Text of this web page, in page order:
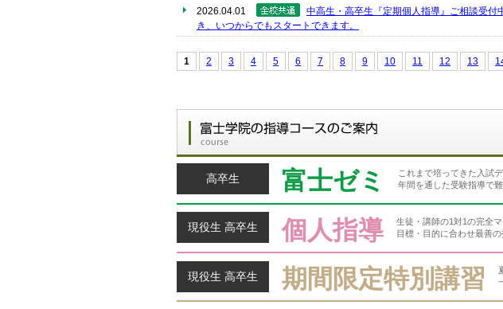
2026.04.01
中高生・高卒生『定期個人指導』ご相談受
き、いつからでもスタートできます。
1 2 3 4 5 6 7 8 9 10 11 12 13
高卒生 富士ゼミ
これまで培ってきた入試
年間を通した受験指導で
現役生 高卒生 個人指導
生徒・講師の1対1の完全
目標・目的に合わせ最善
現役生 高卒生 期間限定特別講習